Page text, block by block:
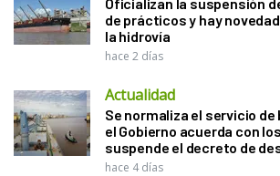
de prácticos y hay
la hidrovía
hace 2 días
Actualidad
Se normaliza el servicio
el Gobierno acuerda con
suspende el decreto de
hace 4 días